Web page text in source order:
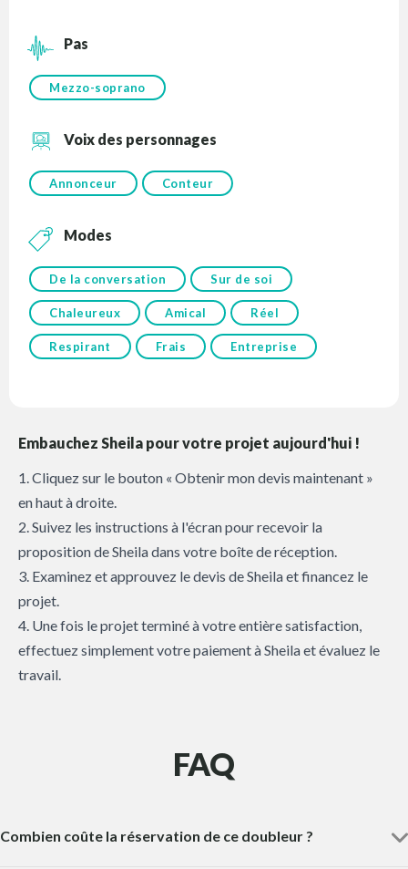
Pas
Mezzo-soprano
Voix des personnages
Annonceur Conteur
Modes
De la conversation Sur de soi
Chaleureux Amical Réel
Respirant Frais Entreprise
Embauchez Sheila pour votre projet aujourd'hui !
1. Cliquez sur le bouton « Obtenir mon devis maintenant »
en haut à droite.
2. Suivez les instructions à l'écran pour recevoir la
proposition de Sheila dans votre boîte de réception.
3. Examinez et approuvez le devis de Sheila et financez le
projet.
4. Une fois le projet terminé à votre entière satisfaction,
effectuez simplement votre paiement à Sheila et évaluez le
travail.
FAQ
Combien coûte la réservation de ce doubleur ?